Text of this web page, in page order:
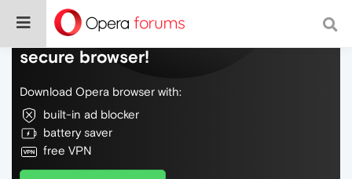
Do more on the web, with a fast and
secure browser!
Download Opera browser with:
built-in ad blocker
battery saver
free VPN